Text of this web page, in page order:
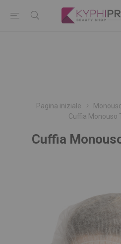
Pagina iniziale
Cuffia Monouso
Cuffia